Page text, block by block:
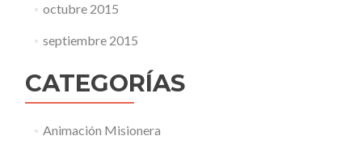
octubre 2015
septiembre 2015
CATEGORÍAS
Animación Misionera